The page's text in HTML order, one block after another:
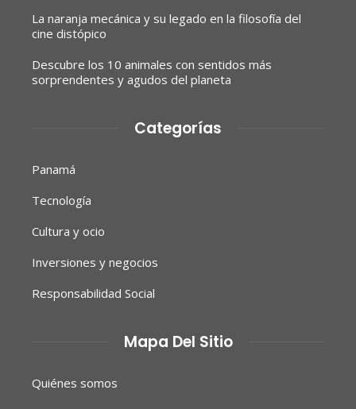
La naranja mecánica y su legado en la filosofía del
cine distópico
Descubre los 10 animales con sentidos más
sorprendentes y agudos del planeta
Categorías
Panamá
Tecnología
Cultura y ocio
Inversiones y negocios
Responsabilidad Social
Mapa Del Sitio
Quiénes somos